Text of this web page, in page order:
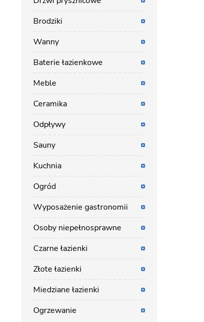
Brodziki
Wanny
Baterie łazienkowe
Meble
Ceramika
Odpływy
Sauny
Kuchnia
Ogród
Wyposażenie gastronomii
Osoby niepełnosprawne
Czarne łazienki
Złote łazienki
Miedziane łazienki
Ogrzewanie